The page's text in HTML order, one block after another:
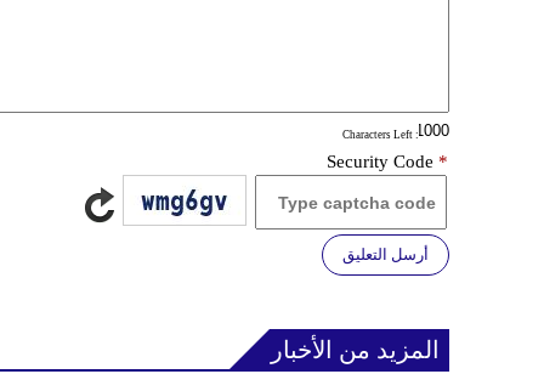
: Characters Left
Security Code *
أرسل التعليق
المزيد من الأخبار